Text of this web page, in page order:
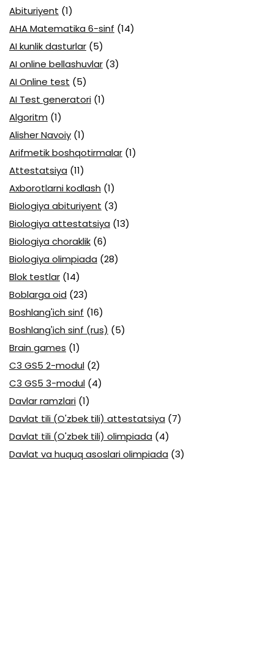
Abituriyent (1)
AHA Matematika 6-sinf (14)
AI kunlik dasturlar (5)
AI online bellashuvlar (3)
AI Online test (5)
AI Test generatori (1)
Algoritm (1)
Alisher Navoiy (1)
Arifmetik boshqotirmalar (1)
Attestatsiya (11)
Axborotlarni kodlash (1)
Biologiya abituriyent (3)
Biologiya attestatsiya (13)
Biologiya choraklik (6)
Biologiya olimpiada (28)
Blok testlar (14)
Boblarga oid (23)
Boshlang'ich sinf (16)
Boshlang'ich sinf (rus) (5)
Brain games (1)
C3 GS5 2-modul (2)
C3 GS5 3-modul (4)
Davlar ramzlari (1)
Davlat tili (O'zbek tili) attestatsiya (7)
Davlat tili (O'zbek tili) olimpiada (4)
Davlat va huquq asoslari olimpiada (3)